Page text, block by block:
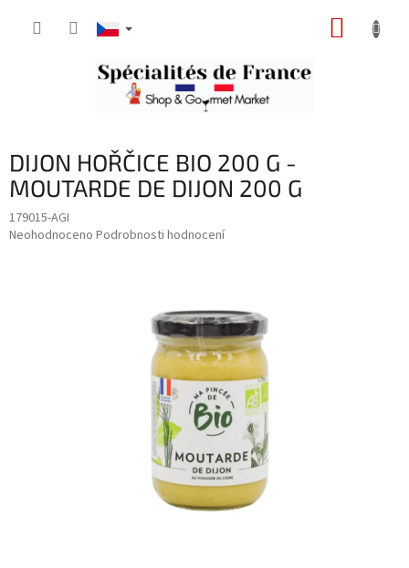
DIJON HOŘČICE BIO 200 G -
MOUTARDE DE DIJON 200 G
179015-AGI
Průměrné
Neohodnoceno Podrobnosti hodnocení